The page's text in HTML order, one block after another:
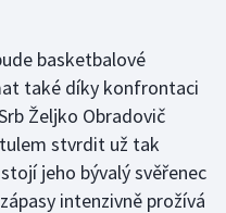
basketbalové
také díky konfrontaci
Željko Obradovič
stvrdit už tak
jeho bývalý svěřenec
intenzivně prožívá